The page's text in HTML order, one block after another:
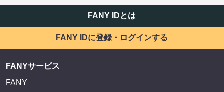
FANY IDとは
FANY IDに登録・ログインする
FANYサービス
FANY